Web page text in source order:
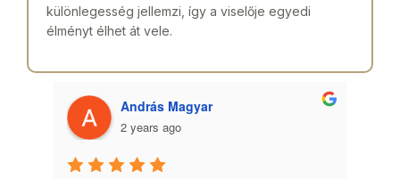
különlegesség jellemzi, így a viselője egyedi
élményt élhet át vele.
András Magyar
2 years ago